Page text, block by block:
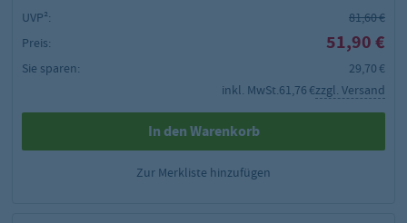
UVP²:
81,60 €
Preis:
51,90 €
Sie sparen:
29,70 €
inkl. MwSt.61,76 €zzgl. Versand
In den Warenkorb
Zur Merkliste hinzufügen